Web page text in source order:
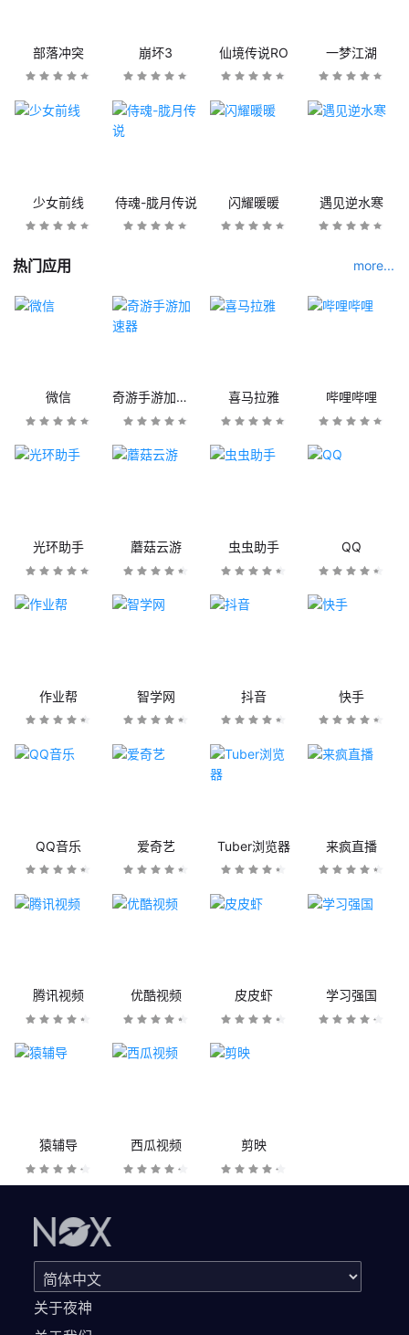
部落冲突 崩坏3 仙境传说RO 一梦江湖
少女前线 侍魂-胧月传说 闪耀暖暖 遇见逆水寒
热门应用 more...
微信 奇游手游加速器 喜马拉雅 哔哩哔哩
光环助手 蘑菇云游 虫虫助手 QQ
作业帮 智学网 抖音 快手
QQ音乐 爱奇艺 Tuber浏览器 来疯直播
腾讯视频 优酷视频 皮皮虾 学习强国
猿辅导 西瓜视频 剪映
关于夜神